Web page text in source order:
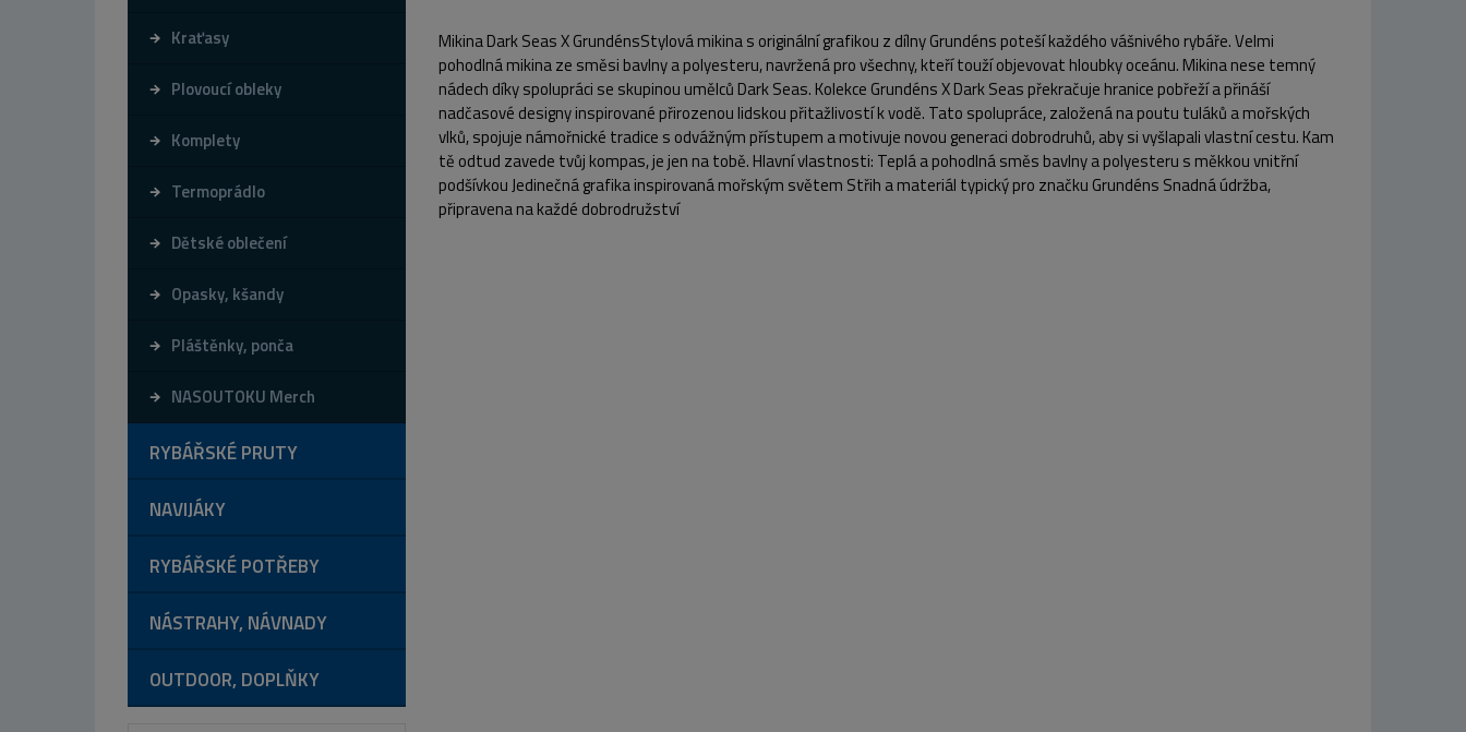
Kraťasy
Plovoucí obleky
Komplety
Termoprádlo
Dětské oblečení
Opasky, kšandy
Pláštěnky, ponča
NASOUTOKU Merch
RYBÁŘSKÉ PRUTY
NAVIJÁKY
RYBÁŘSKÉ POTŘEBY
NÁSTRAHY, NÁVNADY
OUTDOOR, DOPLŇKY
Mikina Dark Seas X GrundénsStylová mikina s originální grafikou z dílny Grundéns poteší každého vášnivého rybáře. Velmi
pohodlná mikina ze směsi bavlny a polyesteru, navržená pro všechny, kteří touží objevovat hloubky oceánu. Mikina nese temný
nádech díky spolupráci se skupinou umělců Dark Seas. Kolekce Grundéns X Dark Seas překračuje hranice pobřeží a přináší
nadčasové designy inspirované přirozenou lidskou přitažlivostí k vodě. Tato spolupráce, založená na poutu tuláků a mořských
vlků, spojuje námořnické tradice s odvážným přístupem a motivuje novou generaci dobrodruhů, aby si vyšlapali vlastní cestu. Kam
tě odtud zavede tvůj kompas, je jen na tobě. Hlavní vlastnosti: Teplá a pohodlná směs bavlny a polyesteru s měkkou vnitřní
podšívkou Jedinečná grafika inspirovaná mořským světem Střih a materiál typický pro značku Grundéns Snadná údržba,
připravena na každé dobrodružství